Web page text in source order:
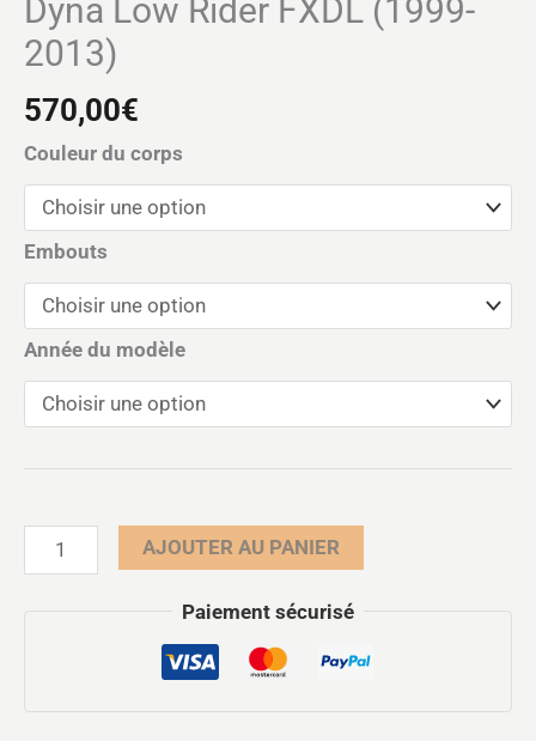
Dyna Low Rider FXDL (1999-
2013)
570,00€
Couleur du corps
Embouts
Année du modèle
AJOUTER AU PANIER
Paiement sécurisé